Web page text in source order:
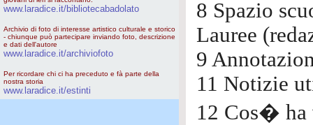
www.laradice.it/bibliotecabadolato
Archivio di foto di interesse artistico culturale e storico
- chiunque può partecipare inviando foto, descrizione
e dati dell'autore
www.laradice.it/archiviofoto
Per ricordare chi ci ha preceduto e fà parte della
nostra storia
www.laradice.it/estinti
8 Spazio
Lauree
9
11 Notizie
12 Cos� ha